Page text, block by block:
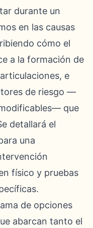
durante un
en las causas
cómo el
a la formación de
e
de riesgo —
que
detallará el
una
físico y pruebas
de opciones
abarcan tanto el